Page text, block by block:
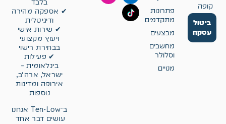
קופה
ביטול
עסקה
פתרונות
מתקדמים
מבצעים
מחשבים
וסלולר
מנויים
בלבד
✔ אספקה מהירה
ודיגיטלית
✔ שירות אישי
ויעוץ מקצועי
בבחירת רישוי
✔ פעילות
בינלאומית –
ישראל, ארה״ב,
אירופה ומדינות
נוספות
ב־Ten-Low אנחנו
עושים דבר אחד